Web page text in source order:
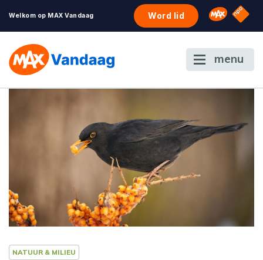
Welkom op MAX Vandaag Word lid Omroep
NPO
menu
NATUUR & MILIEU